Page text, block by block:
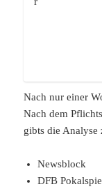
Nach nur einer
Nach dem
gibts die Analyse
Newsblock
DFB